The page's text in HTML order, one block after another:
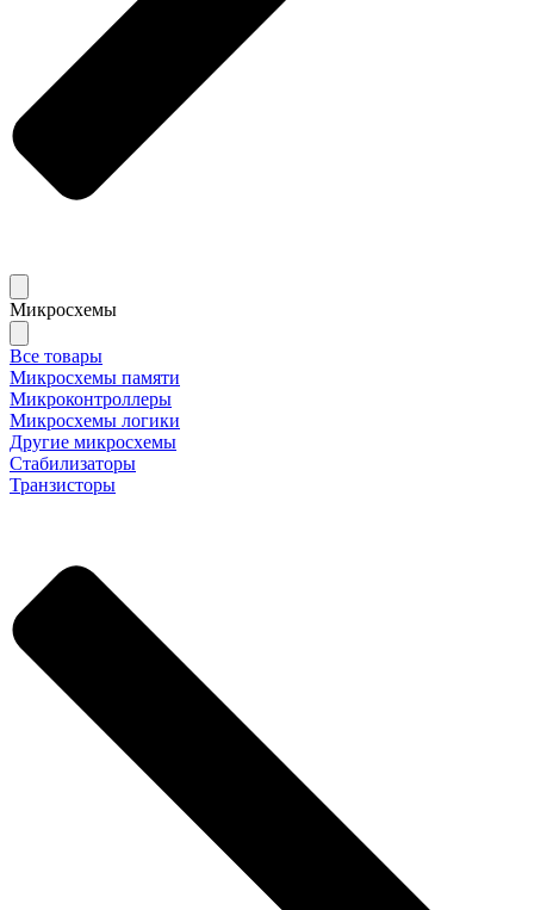
Микросхемы
Все товары
Микросхемы памяти
Микроконтроллеры
Микросхемы логики
Другие микросхемы
Стабилизаторы
Транзисторы